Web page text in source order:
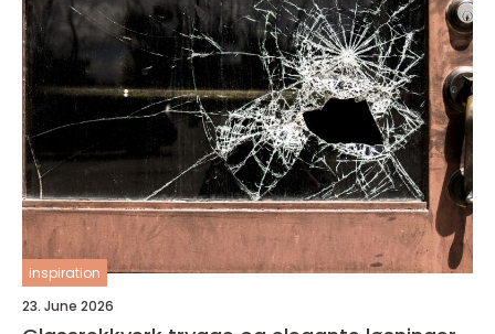
inspiration
23. June 2026